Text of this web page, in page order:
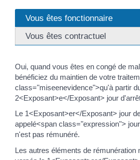
Vous êtes fonctionnaire
Vous êtes contractuel
Oui, quand vous êtes en congé de
bénéficiez du maintien de votre
class="miseenevidence">qu'à partir
2<Exposant>e</Exposant> jour
Le 1<Exposant>er</Exposant> jour
appelé<span class="expression">
n'est pas rémunéré.
Les autres éléments de rémunération